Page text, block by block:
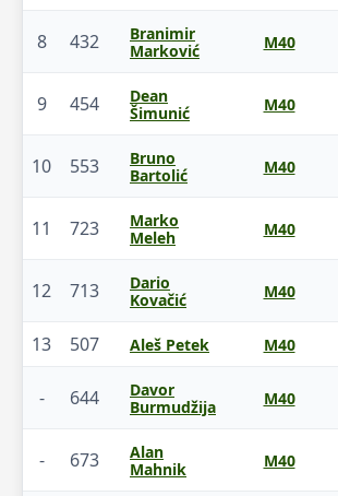
8 432
Branimir
Marković
M40
9 454
Dean
Šimunić
M40
10 553
Bruno
Bartolić
M40
11 723
Marko
Meleh
M40
12 713
Dario
Kovačić
M40
13 507 Aleš Petek M40
- 644
Davor
Burmudžija
M40
- 673
Alan
Mahnik
M40